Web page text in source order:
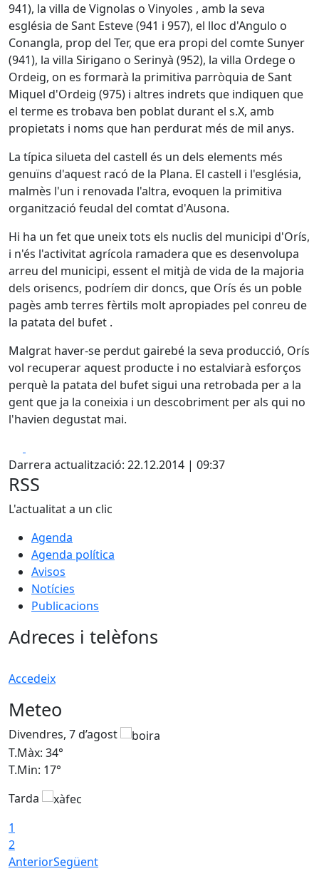
941), la villa de Vignolas o Vinyoles , amb la seva
església de Sant Esteve (941 i 957), el lloc d'Angulo o
Conangla, prop del Ter, que era propi del comte Sunyer
(941), la villa Sirigano o Serinyà (952), la villa Ordege o
Ordeig, on es formarà la primitiva parròquia de Sant
Miquel d'Ordeig (975) i altres indrets que indiquen que
el terme es trobava ben poblat durant el s.X, amb
propietats i noms que han perdurat més de mil anys.
La típica silueta del castell és un dels elements més
genuïns d'aquest racó de la Plana. El castell i l'església,
malmès l'un i renovada l'altra, evoquen la primitiva
organització feudal del comtat d'Ausona.
Hi ha un fet que uneix tots els nuclis del municipi d'Orís,
i n'és l'activitat agrícola ramadera que es desenvolupa
arreu del municipi, essent el mitjà de vida de la majoria
dels orisencs, podríem dir doncs, que Orís és un poble
pagès amb terres fèrtils molt apropiades pel conreu de
la patata del bufet .
Malgrat haver-se perdut gairebé la seva producció, Orís
vol recuperar aquest producte i no estalviarà esforços
perquè la patata del bufet sigui una retrobada per a la
gent que ja la coneixia i un descobriment per als qui no
l'havien degustat mai.
Darrera actualització: 22.12.2014 | 09:37
RSS
L'actualitat a un clic
Agenda
Agenda política
Avisos
Notícies
Publicacions
Adreces i telèfons
Accedeix
Meteo
Divendres, 7 d’agost
T.Màx: 34°
T.Min: 17°
Tarda
1
2
AnteriorSegüent